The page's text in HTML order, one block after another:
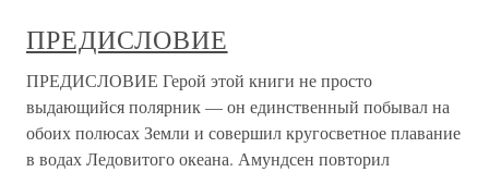
ПРЕДИСЛОВИЕ
ПРЕДИСЛОВИЕ Герой этой книги не просто
выдающийся полярник — он единственный побывал на
обоих полюсах Земли и совершил кругосветное плавание
в водах Ледовитого океана. Амундсен повторил